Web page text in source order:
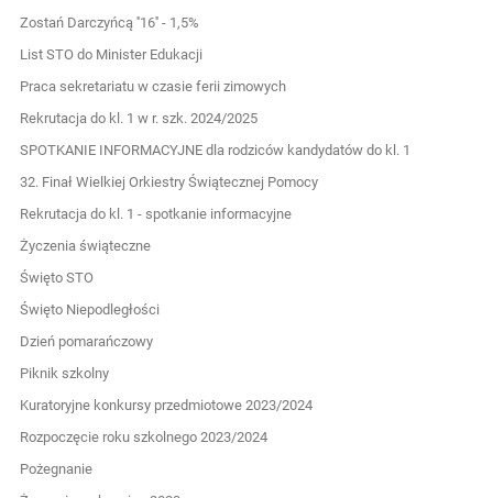
Zostań Darczyńcą ''16'' - 1,5%
List STO do Minister Edukacji
Praca sekretariatu w czasie ferii zimowych
Rekrutacja do kl. 1 w r. szk. 2024/2025
SPOTKANIE INFORMACYJNE dla rodziców kandydatów do kl. 1
32. Finał Wielkiej Orkiestry Świątecznej Pomocy
Rekrutacja do kl. 1 - spotkanie informacyjne
Życzenia świąteczne
Święto STO
Święto Niepodległości
Dzień pomarańczowy
Piknik szkolny
Kuratoryjne konkursy przedmiotowe 2023/2024
Rozpoczęcie roku szkolnego 2023/2024
Pożegnanie